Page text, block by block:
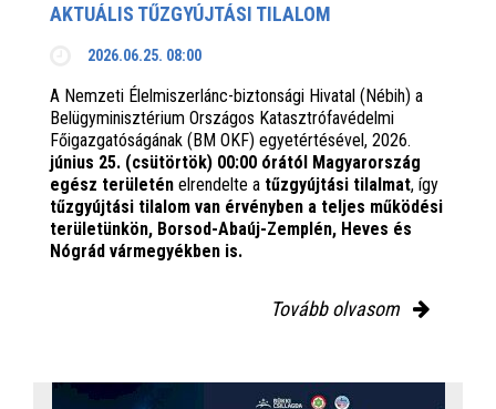
AKTUÁLIS TŰZGYÚJTÁSI TILALOM
2026.06.25. 08:00
A Nemzeti Élelmiszerlánc-biztonsági Hivatal (Nébih) a
Belügyminisztérium Országos Katasztrófavédelmi
Főigazgatóságának (BM OKF) egyetértésével, 2026.
június 25. (csütörtök) 00:00 órától Magyarország
egész területén elrendelte a tűzgyújtási tilalmat, így
tűzgyújtási tilalom van érvényben a teljes működési
területünkön, Borsod-Abaúj-Zemplén, Heves és
Nógrád vármegyékben is.
Tovább olvasom